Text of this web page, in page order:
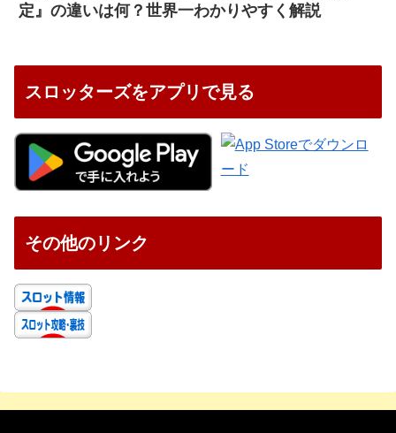
定』の違いは何？世界一わかりやすく解説
スロッターズをアプリで見る
その他のリンク